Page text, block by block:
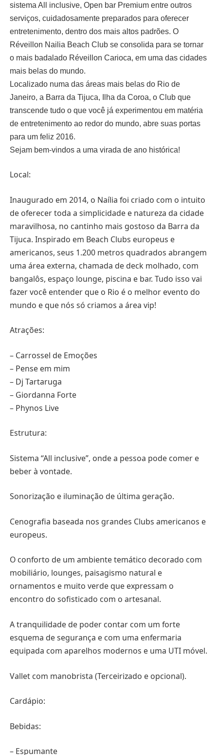
sistema All inclusive, Open bar Premium entre outros
serviços, cuidadosamente preparados para oferecer
entretenimento, dentro dos mais altos padrões. O
Réveillon Nailia Beach Club se consolida para se tornar
o mais badalado Réveillon Carioca, em uma das cidades
mais belas do mundo.
Localizado numa das áreas mais belas do Rio de
Janeiro, a Barra da Tijuca, Ilha da Coroa, o Club que
transcende tudo o que você já experimentou em matéria
de entretenimento ao redor do mundo, abre suas portas
para um feliz 2016.
Sejam bem-vindos a uma virada de ano histórica!
Local:
Inaugurado em 2014, o Naília foi criado com o intuito
de oferecer toda a simplicidade e natureza da cidade
maravilhosa, no cantinho mais gostoso da Barra da
Tijuca. Inspirado em Beach Clubs europeus e
americanos, seus 1.200 metros quadrados abrangem
uma área externa, chamada de deck molhado, com
bangalôs, espaço lounge, piscina e bar. Tudo isso vai
fazer você entender que o Rio é o melhor evento do
mundo e que nós só criamos a área vip!
Atrações:
– Carrossel de Emoções
– Pense em mim
– Dj Tartaruga
– Giordanna Forte
– Phynos Live
Estrutura:
Sistema “All inclusive”, onde a pessoa pode comer e
beber à vontade.
Sonorização e iluminação de última geração.
Cenografia baseada nos grandes Clubs americanos e
europeus.
O conforto de um ambiente temático decorado com
mobiliário, lounges, paisagismo natural e
ornamentos e muito verde que expressam o
encontro do sofisticado com o artesanal.
A tranquilidade de poder contar com um forte
esquema de segurança e com uma enfermaria
equipada com aparelhos modernos e uma UTI móvel.
Vallet com manobrista (Terceirizado e opcional).
Cardápio:
Bebidas:
– Espumante